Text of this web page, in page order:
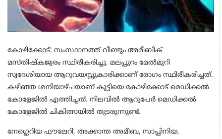
കോഴിക്കോട്: സംസ്ഥാനത്ത് വീണ്ടും അമീബിക്
മസ്തിഷ്കജ്വരം സ്ഥിരീകരിച്ചു. മലപ്പുറം മേൽമുറി
സ്വദേശിയായ ആറുവയസ്സുകാരിക്കാണ് രോഗം സ്ഥിരീകരിച്ചത്.
കഴിഞ്ഞ ശനിയാഴ്ചയാണ് കുട്ടിയെ കോഴിക്കോട് മെഡിക്കൽ
കോളേജിൽ എത്തിച്ചത്. നിലവിൽ ആറുപേർ മെഡിക്കൽ
കോളേജിൽ ചികിത്സയിൽ തുടരുന്നുണ്ട്.
നേഗ്ലെറിയ ഫൗലേറി, അക്കാന്ത അമീബ, സാപ്പിനിയ,